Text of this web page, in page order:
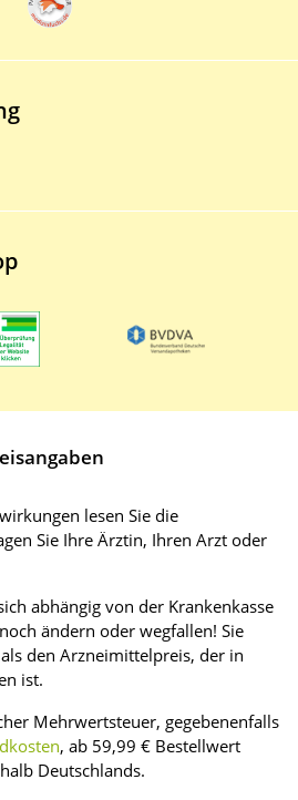
lesen Sie die
Sie Ihre Ärztin, Ihren Arzt oder
abhängig von der Krankenkasse
ändern oder wegfallen! Sie
den Arzneimittelpreis, der in
ist.
Mehrwertsteuer, gegebenenfalls
, ab 59,99 € Bestellwert
Deutschlands.